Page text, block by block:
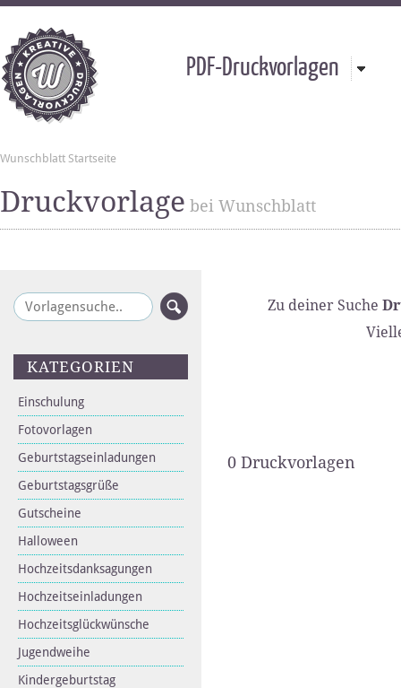
PDF-Druckvorlagen
Wunschblatt Startseite
Druckvorlage bei Wunschblatt
KATEGORIEN
Einschulung
Fotovorlagen
Geburtstagseinladungen
Geburtstagsgrüße
Gutscheine
Halloween
Hochzeitsdanksagungen
Hochzeitseinladungen
Hochzeitsglückwünsche
Jugendweihe
Kindergeburtstag
Zu deiner Suche
0 Druckvorlagen